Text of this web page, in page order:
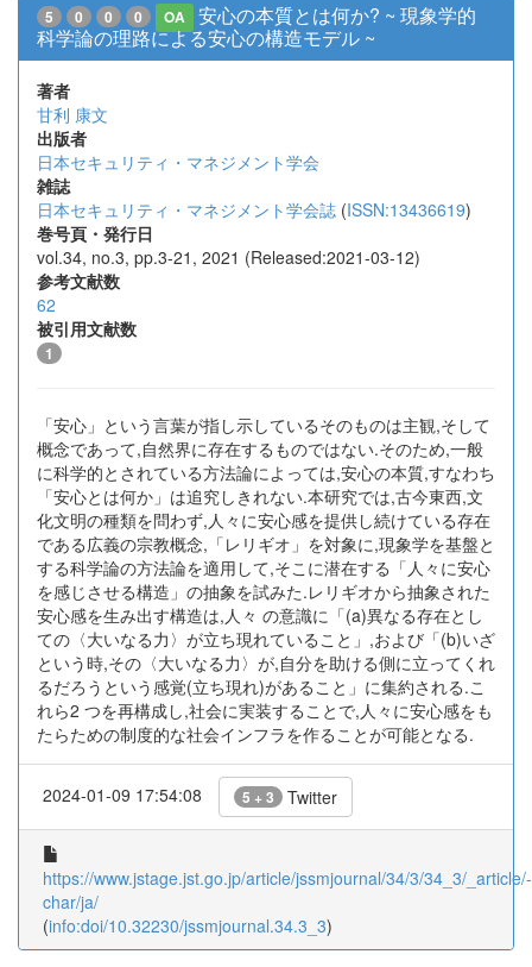
5 0 0 0 OA
安心の本質とは何か? ~ 現象学的
科学論の理路による安心の構造モデル ~
著者
甘利 康文
出版者
日本セキュリティ・マネジメント学会
雑誌
日本セキュリティ・マネジメント学会誌 (ISSN:13436619)
巻号頁・発行日
vol.34, no.3, pp.3-21, 2021 (Released:2021-03-12)
参考文献数
62
被引用文献数
1
「安心」という言葉が指し示しているそのものは主観,そして
概念であって,自然界に存在するものではない.そのため,一般
に科学的とされている方法論によっては,安心の本質,すなわち
「安心とは何か」は追究しきれない.本研究では,古今東西,文
化文明の種類を問わず,人々に安心感を提供し続けている存在
である広義の宗教概念,「レリギオ」を対象に,現象学を基盤と
する科学論の方法論を適用して,そこに潜在する「人々に安心
を感じさせる構造」の抽象を試みた.レリギオから抽象された
安心感を生み出す構造は,人々 の意識に「(a)異なる存在とし
ての〈大いなる力〉が立ち現れていること」,および「(b)いざ
という時,その〈大いなる力〉が,自分を助ける側に立ってくれ
るだろうという感覚(立ち現れ)があること」に集約される.こ
れら2 つを再構成し,社会に実装することで,人々に安心感をも
たらための制度的な社会インフラを作ることが可能となる.
2024-01-09 17:54:08 5 + 3 Twitter
https://www.jstage.jst.go.jp/article/jssmjournal/34/3/34_3/_article/-
char/ja/
(info:doi/10.32230/jssmjournal.34.3_3)